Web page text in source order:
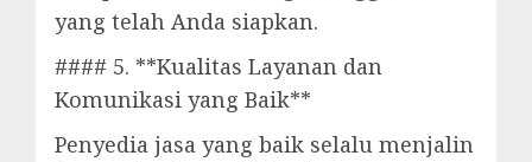
yang telah Anda siapkan.
#### 5. **Kualitas Layanan dan
Komunikasi yang Baik**
Penyedia jasa yang baik selalu menjalin